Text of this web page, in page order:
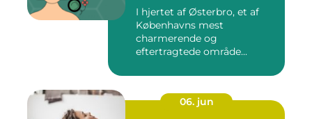
I hjertet af Østerbro, et af
Københavns mest
charmerende og
eftertragtede område...
06. jun